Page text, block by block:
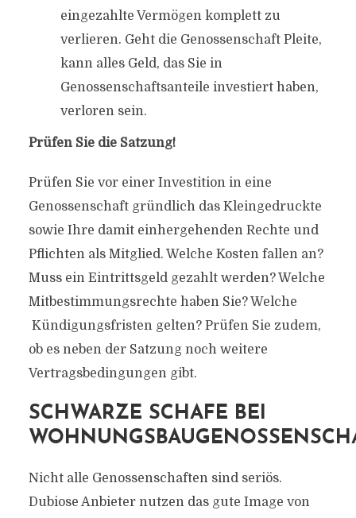
eingezahlte Vermögen komplett zu
verlieren. Geht die Genossenschaft Pleite,
kann alles Geld, das Sie in
Genossenschaftsanteile investiert haben,
verloren sein.
Prüfen Sie die Satzung!
Prüfen Sie vor einer Investition in eine
Genossenschaft gründlich das Kleingedruckte
sowie Ihre damit einhergehenden Rechte und
Pflichten als Mitglied. Welche Kosten fallen an?
Muss ein Eintrittsgeld gezahlt werden? Welche
Mitbestimmungsrechte haben Sie? Welche
Kündigungsfristen gelten? Prüfen Sie zudem,
ob es neben der Satzung noch weitere
Vertragsbedingungen gibt.
SCHWARZE SCHAFE BEI
Nicht alle Genossenschaften sind seriös.
Dubiose Anbieter nutzen das gute Image von